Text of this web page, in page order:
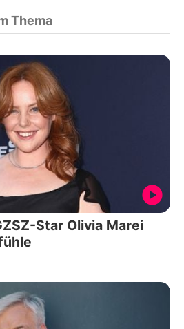
Thema
Star Olivia Marei